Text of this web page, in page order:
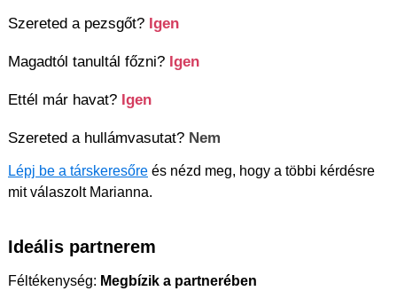
Szereted a pezsgőt? Igen
Magadtól tanultál főzni? Igen
Ettél már havat? Igen
Szereted a hullámvasutat? Nem
Lépj be a társkeresőre és nézd meg, hogy a többi kérdésre
mit válaszolt Marianna.
Ideális partnerem
Féltékenység: Megbízik a partnerében